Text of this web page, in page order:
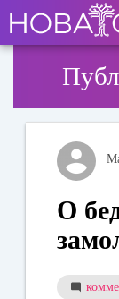
основному
содержанию
User
account
О